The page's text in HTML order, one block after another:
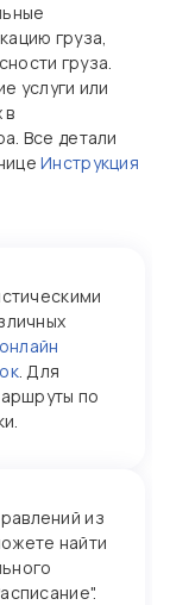
груза,
груза.
услуги или
в
Все детали
Инструкция
онлайн
. Для
по
из
найти